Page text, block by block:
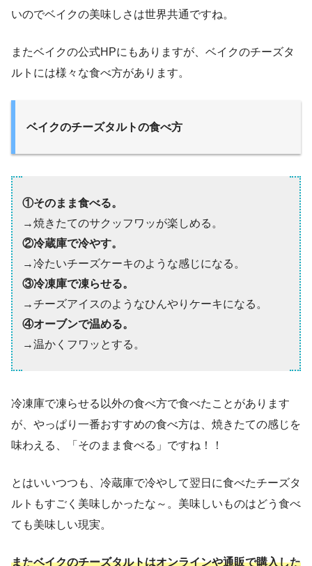
いのでベイクの美味しさは世界共通ですね。
またベイクの公式HPにもありますが、ベイクのチーズタ
ルトには様々な食べ方があります。
ベイクのチーズタルトの食べ方
①そのまま食べる。
→焼きたてのサクッフワッが楽しめる。
②冷蔵庫で冷やす。
→冷たいチーズケーキのような感じになる。
③冷凍庫で凍らせる。
→チーズアイスのようなひんやりケーキになる。
④オーブンで温める。
→温かくフワッとする。
冷凍庫で凍らせる以外の食べ方で食べたことがあります
が、やっぱり一番おすすめの食べ方は、焼きたての感じを
味わえる、「そのまま食べる」ですね！！
とはいいつつも、冷蔵庫で冷やして翌日に食べたチーズタ
ルトもすごく美味しかったな～。美味しいものはどう食べ
ても美味しい現実。
またベイクのチーズタルトはオンラインや通販で購入した